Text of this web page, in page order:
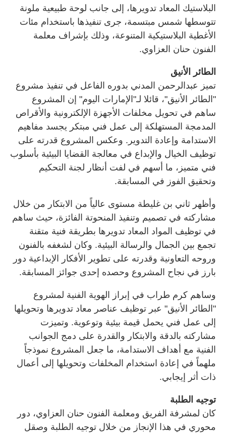
البلاستيك المعاد تدويرها، إلى جانب لوحة طبيعية ملونة
تتوسطها شمس مبتسمة، جرى تنفيذها باستخدام مئات
الأغطية البلاستيكية المتنوعة، وذلك بإشراف معلمة
الفنون حنان العزاوي.
الطائر الأنيق
تميز عبدالرحمن المدني بدوره الفاعل في تنفيذ مشروع
"الطائر الأنيق"، قائلا لـ"الإمارات اليوم" إن المشروع
ساهم في تحويل مخلفات الأجهزة الإلكترونية والأقراص
المدمجة المستهلكة إلى عمل فني مبتكر يجسد مفاهيم
الاستدامة وإعادة التدوير. وعكس المشروع قدرته على
توظيف الخيال والإبداع في معالجة القضايا البيئية بأسلوب
فني متميز، ما أسهم في لفت أنظار لجنة التحكيم
وتحقيق الفوز في المسابقة.
وأظهر ثاني بن غليطة مستوى عالياً من الابتكار من خلال
مشاركته في تصميم وتنفيذ المنحوتة الفائزة، حيث ساهم
في توظيف المواد المعاد تدويرها بطريقة فنية متقنة
تجمع بين الجمال والرسالة البيئية. وكان لشغفه بالفنون
وروحه التعاونية وقدرته على تطوير الأفكار الإبداعية دور
بارز في نجاح المشروع وحصده إحدى جوائز المسابقة.
وساهم كرم طراب في إبراز الهوية الفنية لمشروع
"الطائر الأنيق" عبر توظيف عناصر معاد تدويرها وتحويلها
إلى عمل فني يحمل قيمة بيئية وتوعوية. وتميزت
مشاركته بالدقة والابتكار والقدرة على دمج الجوانب
الفنية مع أهداف الاستدامة، ما جعل المشروع نموذجاً
ملهماً في إعادة استخدام المخلفات وتحويلها إلى أعمال
ذات أثر إيجابي.
توجيه الطلبة
كان لمشرفة الفريق ومعلمة الفنون حنان العزاوي، دور
محوري في هذا الإنجاز من خلال توجيه الطلبة وصقل